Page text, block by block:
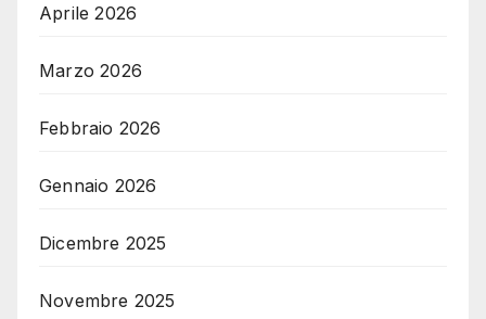
Aprile 2026
Marzo 2026
Febbraio 2026
Gennaio 2026
Dicembre 2025
Novembre 2025